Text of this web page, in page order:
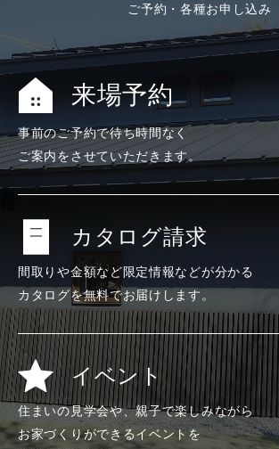
ご予約・各種お申し込み
来場予約
事前のご予約で待ち時間なく
ご案内をさせていただきます。
カタログ請求
間取りや金額など限定情報などが分かる
カタログを無料でお届けします。
イベント
住まいの見学会や、親子で楽しみながら
お家づくりができるイベントを